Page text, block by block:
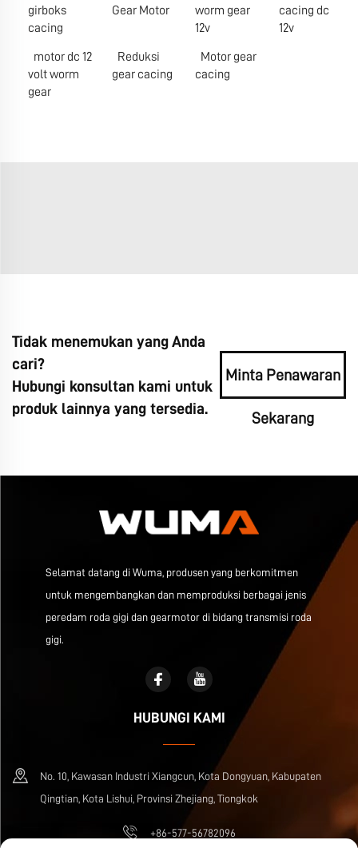
girboks
cacing
Gear Motor
worm gear
12v
cacing dc
12v
motor dc 12
volt worm
gear
Reduksi
gear cacing
Motor gear
cacing
Tidak menemukan yang Anda
cari?
Hubungi konsultan kami untuk
produk lainnya yang tersedia.
Minta Penawaran
Sekarang
Selamat datang di Wuma, produsen yang berkomitmen
untuk mengembangkan dan memproduksi berbagai jenis
peredam roda gigi dan gearmotor di bidang transmisi roda
gigi.
HUBUNGI KAMI
No. 10, Kawasan Industri Xiangcun, Kota Dongyuan, Kabupaten
Qingtian, Kota Lishui, Provinsi Zhejiang, Tiongkok
+86-577-56782096